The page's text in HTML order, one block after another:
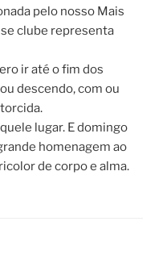
pelo nosso Mais
clube representa
ir até o fim dos
descendo, com ou
lugar. E domingo
homenagem ao
de corpo e alma.